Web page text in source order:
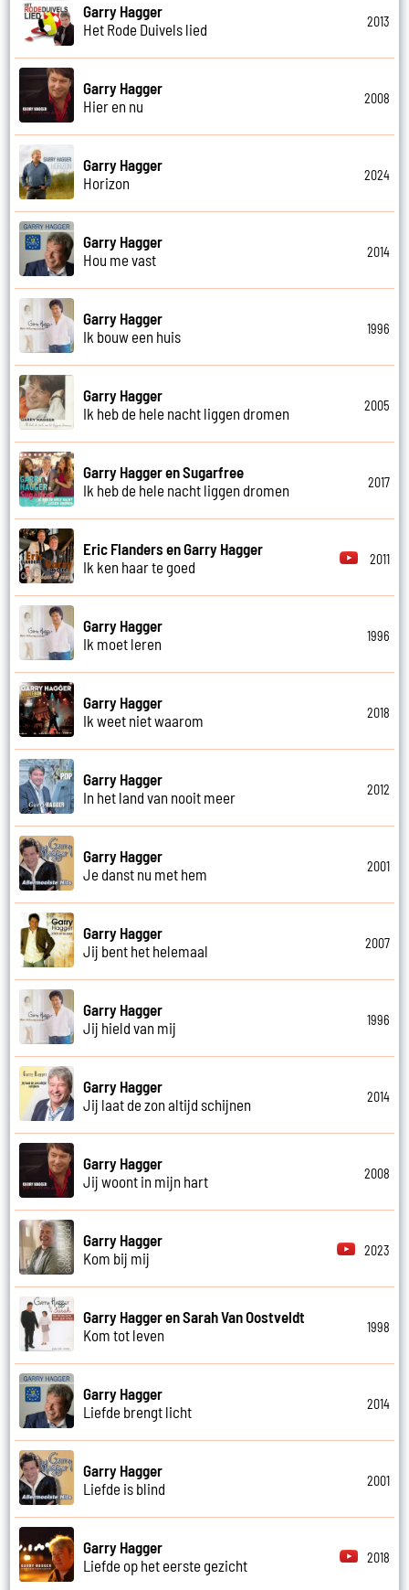
Garry Hagger
Het Rode Duivels lied
2013
Garry Hagger
Hier en nu
2008
Garry Hagger
Horizon
2024
Garry Hagger
Hou me vast
2014
Garry Hagger
Ik bouw een huis
1996
Garry Hagger
Ik heb de hele nacht liggen dromen
2005
Garry Hagger en Sugarfree
Ik heb de hele nacht liggen dromen
2017
Eric Flanders en Garry Hagger
Ik ken haar te goed
2011
Garry Hagger
Ik moet leren
1996
Garry Hagger
Ik weet niet waarom
2018
Garry Hagger
In het land van nooit meer
2012
Garry Hagger
Je danst nu met hem
2001
Garry Hagger
Jij bent het helemaal
2007
Garry Hagger
Jij hield van mij
1996
Garry Hagger
Jij laat de zon altijd schijnen
2014
Garry Hagger
Jij woont in mijn hart
2008
Garry Hagger
Kom bij mij
2023
Garry Hagger en Sarah Van Oostveldt
Kom tot leven
1998
Garry Hagger
Liefde brengt licht
2014
Garry Hagger
Liefde is blind
2001
Garry Hagger
Liefde op het eerste gezicht
2018